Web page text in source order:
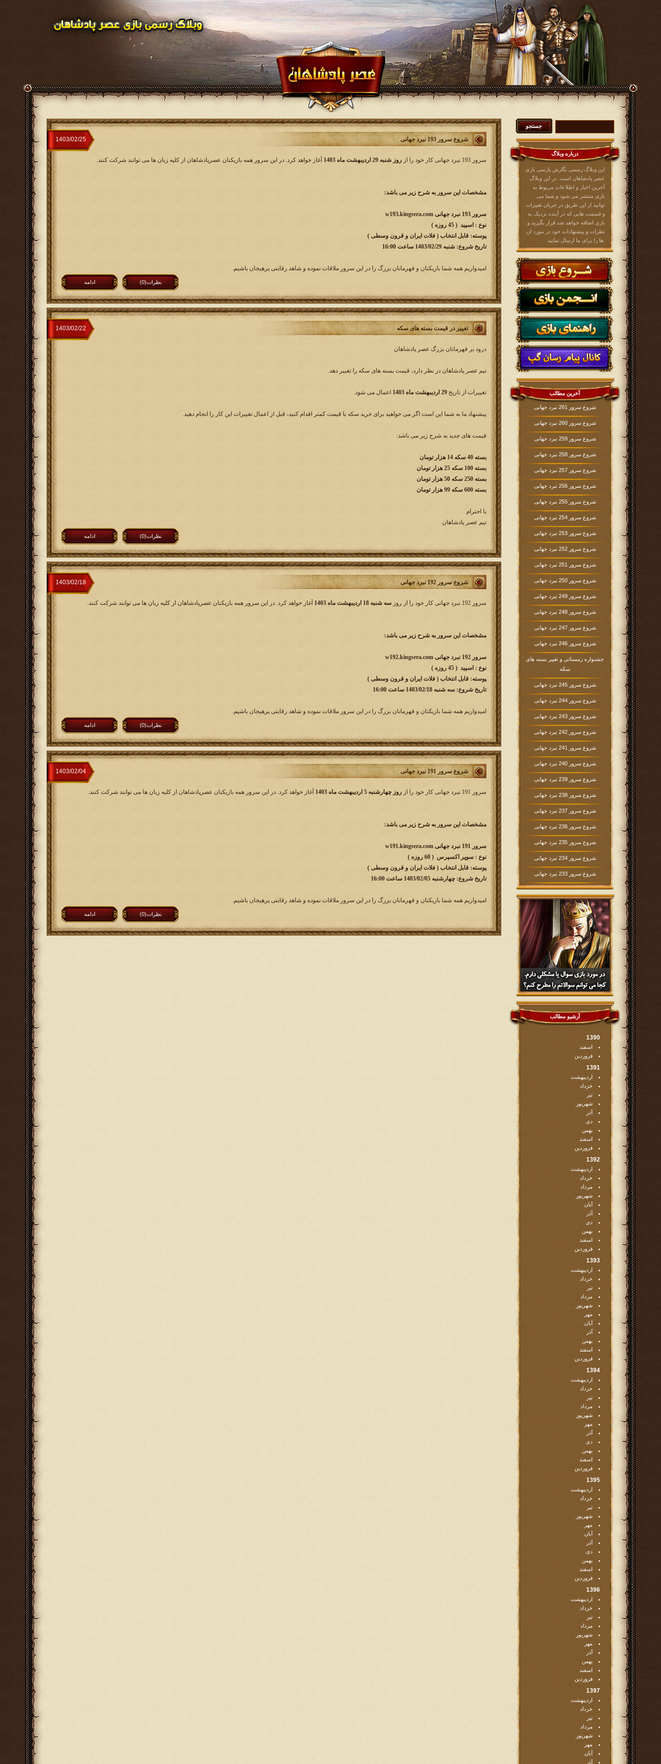
درباره وبلاگ
این وبلاگ رسمی نگارش پارسی بازی
عصر پادشاهان است. در این وبلاگ
آخرین اخبار و اطلاعات مربوط به
بازی منتشر می شود و شما می
توانید از این طریق در جریان تغییرات
و قسمت هایی که در آینده نزدیک به
بازی اضافه خواهد شد قرار بگیرید و
نظرات و پیشنهادات خود در مورد ان
آخرین مطالب
شروع سرور 261 نبرد جهانی
شروع سرور 260 نبرد جهانی
شروع سرور 259 نبرد جهانی
شروع سرور 258 نبرد جهانی
شروع سرور 257 نبرد جهانی
شروع سرور 256 نبرد جهانی
شروع سرور 255 نبرد جهانی
شروع سرور 254 نبرد جهانی
شروع سرور 253 نبرد جهانی
شروع سرور 252 نبرد جهانی
شروع سرور 251 نبرد جهانی
شروع سرور 250 نبرد جهانی
شروع سرور 249 نبرد جهانی
شروع سرور 248 نبرد جهانی
شروع سرور 247 نبرد جهانی
شروع سرور 246 نبرد جهانی
جشنواره زمستانی و تغییر بسته های
سکه
شروع سرور 245 نبرد جهانی
شروع سرور 244 نبرد جهانی
شروع سرور 243 نبرد جهانی
شروع سرور 242 نبرد جهانی
شروع سرور 241 نبرد جهانی
شروع سرور 240 نبرد جهانی
شروع سرور 239 نبرد جهانی
شروع سرور 238 نبرد جهانی
شروع سرور 237 نبرد جهانی
شروع سرور 236 نبرد جهانی
شروع سرور 235 نبرد جهانی
شروع سرور 234 نبرد جهانی
شروع سرور 233 نبرد جهانی
آرشیو مطالب
1390
اسفند
فروردین
1391
اردیبهشت
خرداد
تیر
شهریور
آذر
دی
بهمن
اسفند
فروردین
1392
اردیبهشت
خرداد
مرداد
شهریور
آبان
آذر
دی
بهمن
اسفند
فروردین
1393
اردیبهشت
خرداد
تیر
مرداد
شهریور
مهر
آبان
آذر
بهمن
اسفند
فروردین
1394
اردیبهشت
خرداد
تیر
مرداد
شهریور
مهر
آذر
دی
بهمن
اسفند
فروردین
1395
اردیبهشت
خرداد
تیر
شهریور
مهر
آبان
آذر
دی
بهمن
اسفند
فروردین
1396
اردیبهشت
خرداد
تیر
مرداد
شهریور
مهر
آذر
بهمن
اسفند
فروردین
1397
اردیبهشت
خرداد
تیر
مرداد
شهریور
مهر
آبان
آذر
شروع سرور 193 نبرد جهانی ‏1403/02/25
سرور 193 نبرد جهانی کار خود را از روز شنبه 29 اردیبهشت ماه 1403 آغاز خواهد کرد. در این سرور همه بازیکنان عصرپادشاهان از کلیه زبان ها می توانند شرکت کنند.
مشخصات این سرور به شرح زیر می باشد:
سرور 193 نبرد جهانی w193.kingsera.com
نوع : اسپید ( 45 روزه )
پوسته: قابل انتخاب ( فلات ایران و قرون وسطی )
تاریخ شروع: شنبه 1403/02/29 ساعت 16:00
امیدواریم همه شما بازیکنان و قهرمانان بزرگ را در این سرور ملاقات نموده و شاهد رقابتی پرهیجان باشیم.
ادامه نظرات(0)
تغییر در قیمت بسته های سکه
درود بر قهرمانان بزرگ عصر پادشاهان
تیم عصر پادشاهان در نظر دارد، قیمت بسته های سکه را تغییر دهد.
تغییرات از تاریخ 29 اردیبهشت ماه 1403 اعمال می شود.
پیشنهاد ما به شما این است اگر می خواهید برای خرید سکه با قیمت کمتر اقدام کنید، قبل از اعمال تغییرات این کار را انجام دهید.
قیمت های جدید به شرح زیر می باشد:
بسته 40 سکه 14 هزار تومان
بسته 100 سکه 25 هزار تومان
بسته 250 سکه 50 هزار تومان
بسته 600 سکه 99 هزار تومان
با احترام
تیم عصر پادشاهان
ادامه نظرات(0)
شروع سرور 192 نبرد جهانی ‏1403/02/18
سرور 192 نبرد جهانی کار خود را از روز سه شنبه 18 اردیبهشت ماه 1403 آغاز خواهد کرد. در این سرور همه بازیکنان عصرپادشاهان از کلیه زبان ها می توانند شرکت کنند.
مشخصات این سرور به شرح زیر می باشد:
سرور 192 نبرد جهانی w192.kingsera.com
نوع : اسپید ( 45 روزه )
پوسته: قابل انتخاب ( فلات ایران و قرون وسطی )
تاریخ شروع: سه شنبه 1403/02/18 ساعت 16:00
امیدواریم همه شما بازیکنان و قهرمانان بزرگ را در این سرور ملاقات نموده و شاهد رقابتی پرهیجان باشیم.
ادامه نظرات(0)
شروع سرور 191 نبرد جهانی ‏1403/02/04
سرور 191 نبرد جهانی کار خود را از روز چهارشنبه 5 اردیبهشت ماه 1403 آغاز خواهد کرد. در این سرور همه بازیکنان عصرپادشاهان از کلیه زبان ها می توانند شرکت کنند.
مشخصات این سرور به شرح زیر می باشد:
سرور 191 نبرد جهانی w191.kingsera.com
نوع : سوپر اکسپرس ( 60 روزه )
پوسته: قابل انتخاب ( فلات ایران و قرون وسطی )
تاریخ شروع: چهارشنبه 1403/02/05 ساعت 16:00
امیدواریم همه شما بازیکنان و قهرمانان بزرگ را در این سرور ملاقات نموده و شاهد رقابتی پرهیجان باشیم.
ادامه نظرات(0)